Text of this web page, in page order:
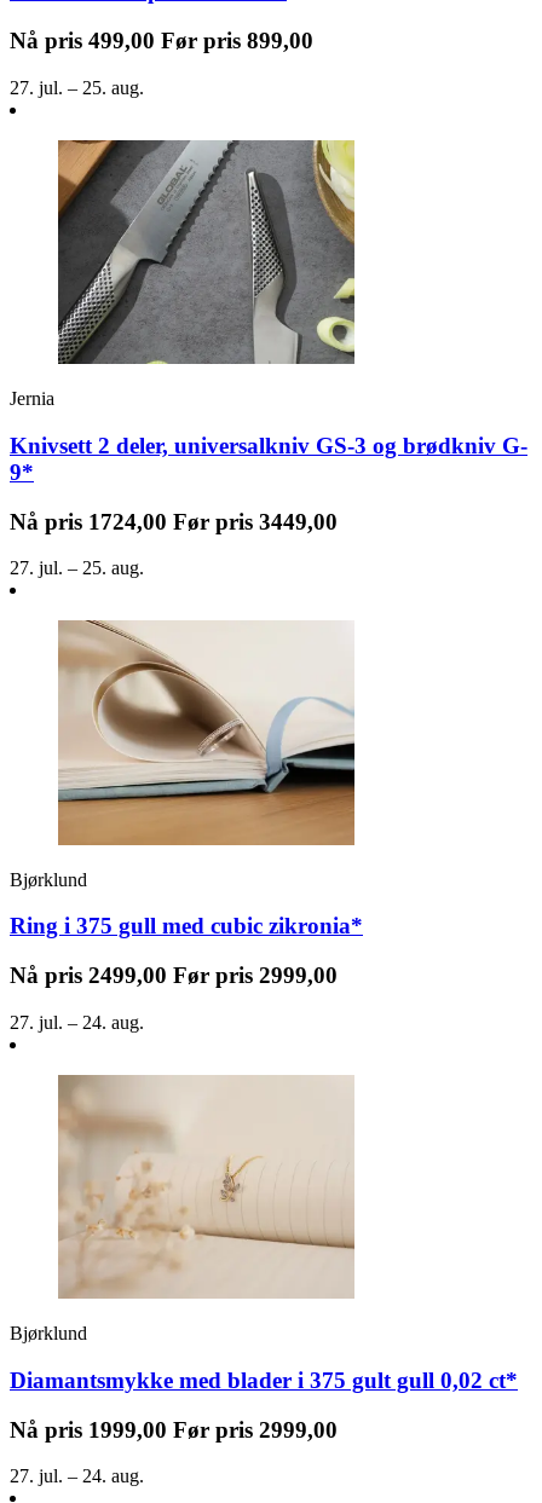
Nå pris 499,00 Før pris 899,00
27. jul. – 25. aug.
Jernia
Knivsett 2 deler, universalkniv GS-3 og brødkniv G-
9*
Nå pris 1724,00 Før pris 3449,00
27. jul. – 25. aug.
Bjørklund
Ring i 375 gull med cubic zikronia*
Nå pris 2499,00 Før pris 2999,00
27. jul. – 24. aug.
Bjørklund
Diamantsmykke med blader i 375 gult gull 0,02 ct*
Nå pris 1999,00 Før pris 2999,00
27. jul. – 24. aug.